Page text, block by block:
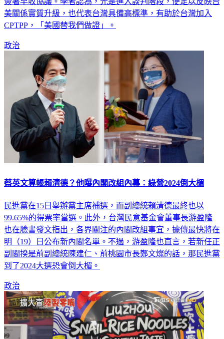
美關係實質升級，也代表台灣具備高標準，有助於台灣加入
CPTPP，「美國替我們做證」。
政治
蔡英文算帳賴清德？他曝內閣改組內幕：綠營2024倒大楣
民進黨在15日舉辦黨主席補選，而副總統賴清德最終也以
99.65%的得票率當選。此外，台灣民意基金會董事長游盈隆
也在臉書發文指出，各界關注的內閣改組事宜，據傳最快將在
明（19）日公布新內閣名單。不過，游盈隆也直言，若新任正
副閣揆是前副總統陳建仁、前桃園市長鄭文燦的話，那民進黨
到了2024大選恐會倒大楣。
政治